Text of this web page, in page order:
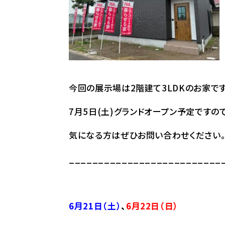
今回の展示場は2階建て3LDKのお家で
7月5日(土)グランドオープン予定ですの
気になる方はぜひお問い合わせください
6月21日（土） 、 6月22日（日）